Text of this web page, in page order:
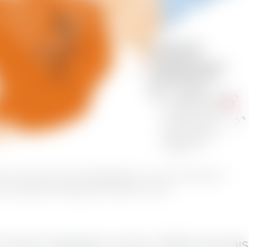
casos de javalis detetados na zona restrita II
base em dados do MAPA e SVO.